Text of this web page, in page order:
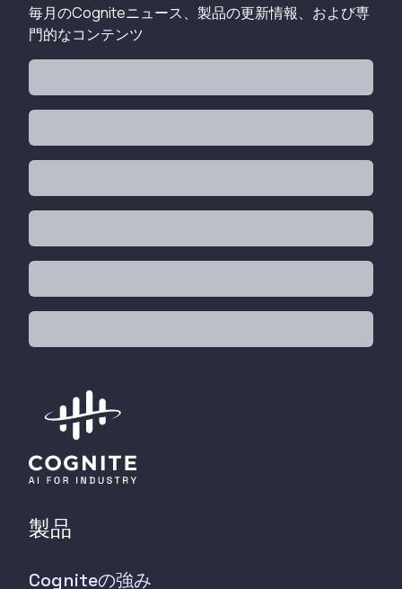
毎月のCogniteニュース、製品の更新情報、および専
門的なコンテンツ
製品
Cogniteの強み